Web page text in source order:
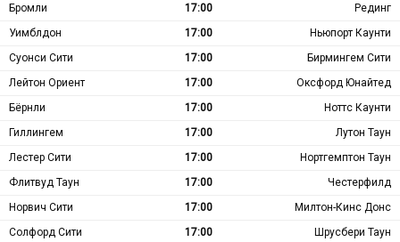
Бромли
17:00
Рединг
Уимблдон
17:00
Ньюпорт Каунти
Суонси Сити
17:00
Бирмингем Сити
Лейтон Ориент
17:00
Оксфорд Юнайтед
Бёрнли
17:00
Ноттс Каунти
Гиллингем
17:00
Лутон Таун
Лестер Сити
17:00
Нортгемптон Таун
Флитвуд Таун
17:00
Честерфилд
Норвич Сити
17:00
Милтон-Кинс Донс
Солфорд Сити
17:00
Шрусбери Таун